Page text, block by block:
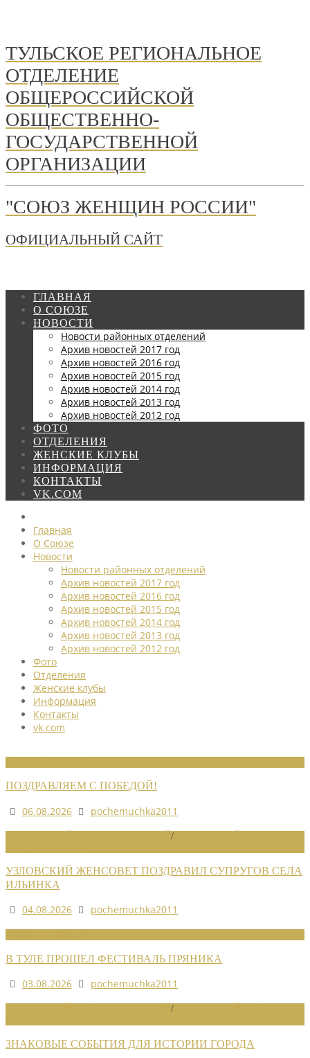
ТУЛЬСКОЕ РЕГИОНАЛЬНОЕ
ОТДЕЛЕНИЕ
ОБЩЕРОССИЙСКОЙ
ОБЩЕСТВЕННО-
ГОСУДАРСТВЕННОЙ
ОРГАНИЗАЦИИ
"СОЮЗ ЖЕНЩИН РОССИИ"
ОФИЦИАЛЬНЫЙ САЙТ
ГЛАВНАЯ
О СОЮЗЕ
НОВОСТИ
Новости районных отделений
Архив новостей 2017 год
Архив новостей 2016 год
Архив новостей 2015 год
Архив новостей 2014 год
Архив новостей 2013 год
Архив новостей 2012 год
ФОТО
ОТДЕЛЕНИЯ
ЖЕНСКИЕ КЛУБЫ
ИНФОРМАЦИЯ
КОНТАКТЫ
VK.COM
Главная
О Союзе
Новости
Новости районных отделений
Архив новостей 2017 год
Архив новостей 2016 год
Архив новостей 2015 год
Архив новостей 2014 год
Архив новостей 2013 год
Архив новостей 2012 год
Фото
Отделения
Женские клубы
Информация
Контакты
vk.com
ПОЗДРАВЛЯЕМ С ПОБЕДОЙ!
06.08.2026
pochemuchka2011
/
УЗЛОВСКИЙ ЖЕНСОВЕТ ПОЗДРАВИЛ СУПРУГОВ СЕЛА
ИЛЬИНКА
04.08.2026
pochemuchka2011
В ТУЛЕ ПРОШЕЛ ФЕСТИВАЛЬ ПРЯНИКА
03.08.2026
pochemuchka2011
/
ЗНАКОВЫЕ СОБЫТИЯ ДЛЯ ИСТОРИИ ГОРОДА